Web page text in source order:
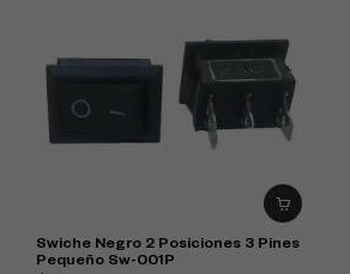
Swiche Negro 2 Posiciones 3 Pines
Pequeño Sw-001P